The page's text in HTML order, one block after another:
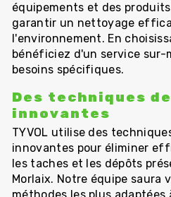
équipements et des
garantir un nettoyage
l'environnement. En
bénéficiez d'un service sur-
besoins spécifiques.
Des techniques
innovantes
TYVOL utilise des
innovantes pour éliminer
les taches et les dépôts
Morlaix. Notre équipe saura